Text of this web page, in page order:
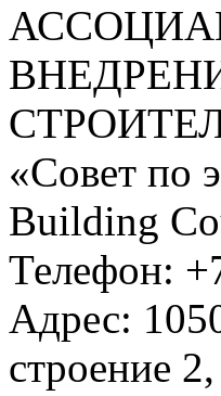
«Совет по
Building
Телефон:
Адрес:
строение